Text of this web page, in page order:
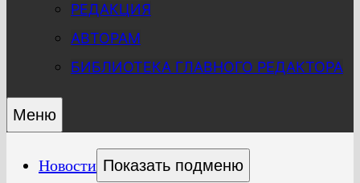
РЕДАКЦИЯ
АВТОРАМ
БИБЛИОТЕКА ГЛАВНОГО РЕДАКТОРА
Меню
Новости Показать подменю